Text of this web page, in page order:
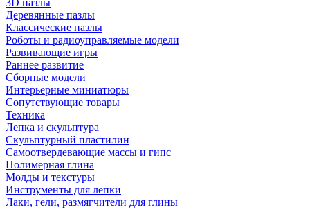
3D пазлы
Деревянные пазлы
Классические пазлы
Роботы и радиоуправляемые модели
Развивающие игры
Раннее развитие
Сборные модели
Интерьерные миниатюры
Сопутствующие товары
Техника
Лепка и скульптура
Скульптурный пластилин
Самоотвердевающие массы и гипс
Полимерная глина
Молды и текстуры
Инструменты для лепки
Лаки, гели, размягчители для глины